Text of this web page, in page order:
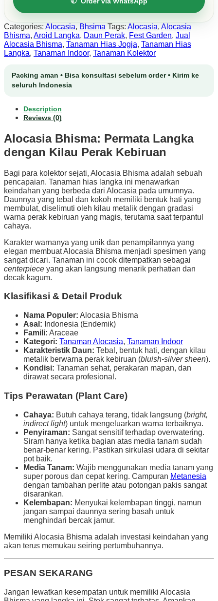
Categories: Alocasia, Bhsima Tags: Alocasia, Alocasia
Bhisma, Aroid Langka, Daun Perak, Fest Garden, Jual
Alocasia Bhisma, Tanaman Hias Jogja, Tanaman Hias
Langka, Tanaman Indoor, Tanaman Kolektor
Description
Reviews (0)
Alocasia Bhisma: Permata Langka
dengan Kilau Perak Kebiruan
Bagi para kolektor sejati, Alocasia Bhisma adalah sebuah
pencapaian. Tanaman hias langka ini menawarkan
keindahan yang berbeda dari Alocasia pada umumnya.
Daunnya yang tebal dan kokoh memiliki bentuk hati yang
membulat, diselimuti oleh kilau metalik dengan gradasi
warna perak kebiruan yang magis, terutama saat terpantul
cahaya.
Karakter warnanya yang unik dan penampilannya yang
elegan membuat Alocasia Bhisma menjadi spesimen yang
sangat dicari. Tanaman ini cocok ditempatkan sebagai
centerpiece yang akan langsung menarik perhatian dan
decak kagum.
Klasifikasi & Detail Produk
Nama Populer: Alocasia Bhisma
Asal: Indonesia (Endemik)
Famili: Araceae
Kategori: Tanaman Alocasia, Tanaman Indoor
Karakteristik Daun: Tebal, bentuk hati, dengan kilau
metalik berwarna perak kebiruan (bluish-silver sheen).
Kondisi: Tanaman sehat, perakaran mapan, dan
dirawat secara profesional.
Tips Perawatan (Plant Care)
Cahaya: Butuh cahaya terang, tidak langsung (bright,
indirect light) untuk mengeluarkan warna terbaiknya.
Penyiraman: Sangat sensitif terhadap overwatering.
Siram hanya ketika bagian atas media tanam sudah
benar-benar kering. Pastikan sirkulasi udara di sekitar
pot baik.
Media Tanam: Wajib menggunakan media tanam yang
super porous dan cepat kering. Campuran Metanesia
dengan tambahan perlite atau potongan pakis sangat
disarankan.
Kelembapan: Menyukai kelembapan tinggi, namun
jangan sampai daunnya sering basah untuk
menghindari bercak jamur.
Memiliki Alocasia Bhisma adalah investasi keindahan yang
akan terus memukau seiring pertumbuhannya.
PESAN SEKARANG
Jangan lewatkan kesempatan untuk memiliki Alocasia